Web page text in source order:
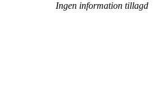
Ingen information tillagd